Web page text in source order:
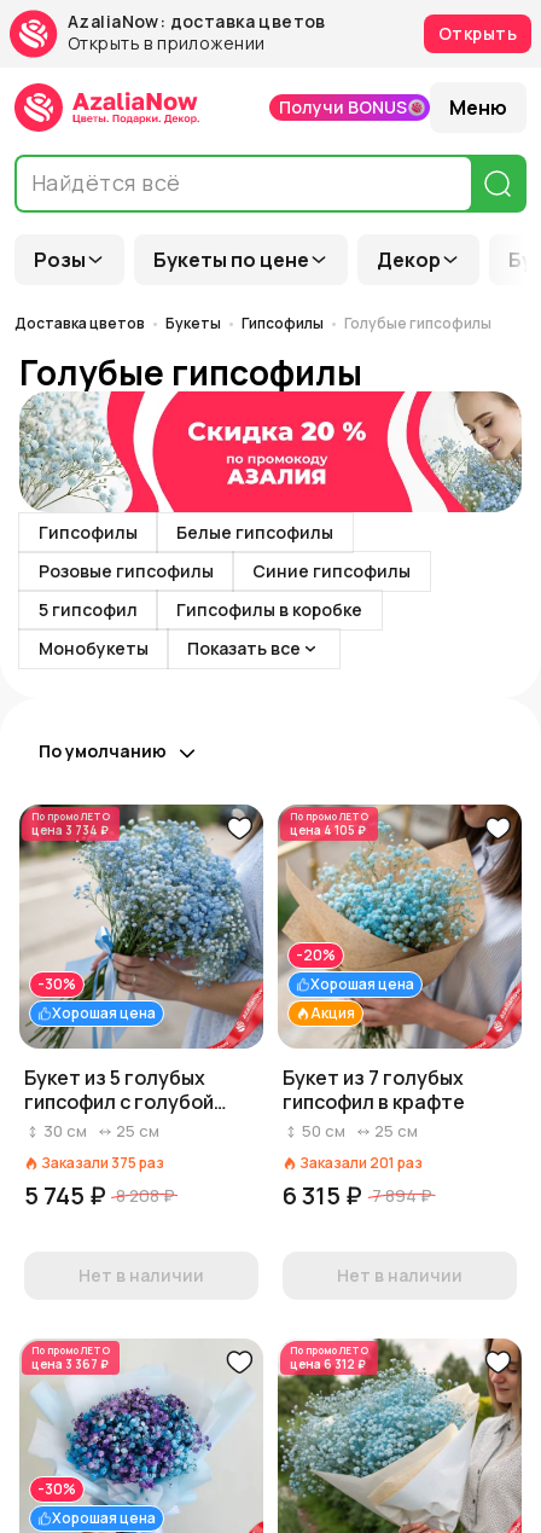
AzaliaNow: доставка цветов
Открыть в приложении
Открыть
Розы Букеты по цене Декор
Получи BONUS Меню
Доставка цветов Букеты Гипсофилы Голубые гипсофилы
Голубые гипсофилы
Гипсофилы
Белые гипсофилы
Розовые гипсофилы
Синие гипсофилы
5 гипсофил
Гипсофилы в коробке
Монобукеты
Показать все
По умолчанию
По промоЛЕТО
цена 3 734 ₽
Хорошая цена
-30%
Букет из 5 голубых
гипсофил с голубой
лентой
30 см 25 см
Заказали 375раз
5 745 ₽ 8 208 ₽
Нет в наличии
По промоЛЕТО
цена 4 105 ₽
Акция
Хорошая цена
-20%
Букет из 7 голубых
гипсофил в крафте
50 см 25 см
Заказали 201 раз
6 315 ₽ 7 894 ₽
Нет в наличии
По промоЛЕТО
цена 3 367 ₽
Хорошая цена
-30%
По промоЛЕТО
цена6 312 ₽